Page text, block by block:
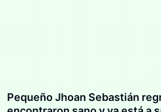
Pequeño Jhoan Sebastián